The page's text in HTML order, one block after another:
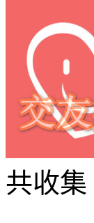
共收集